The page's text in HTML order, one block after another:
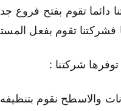
دائما تقوم بفتح فروع
فشركتنا تقوم بفعل
شركتنا :
والاسطح نقوم